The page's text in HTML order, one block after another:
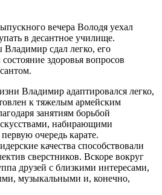
вечера Володя уехал
в десантное училище.
сдал легко, его
здоровья вопросов
Владимир адаптировался легко,
к тяжелым армейским
занятиям борьбой
набирающими
очередь карате.
качества способствовали
сверстников. Вскоре вокруг
друзей с близкими интересами,
музыкальными и, конечно,